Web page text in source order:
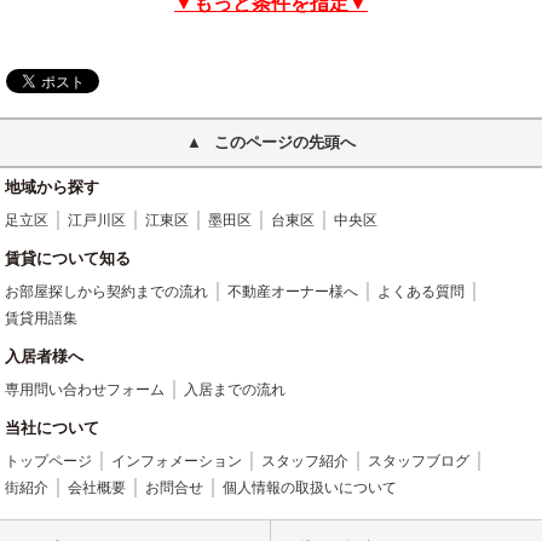
このページの先頭へ
地域から探す
足立区 江戸川区 江東区 墨田区 台東区 中央区
賃貸について知る
お部屋探しから契約までの流れ 不動産オーナー様へ
よくある質問
賃貸用語集
入居者様へ
専用問い合わせフォーム 入居までの流れ
当社について
トップページ インフォメーション スタッフ紹介
スタッフブログ
街紹介
会社概要 お問合せ 個人情報の取扱いについて